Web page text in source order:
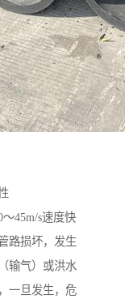
45m/s速度快
路损坏，发生
输气）或洪水
一旦发生，危